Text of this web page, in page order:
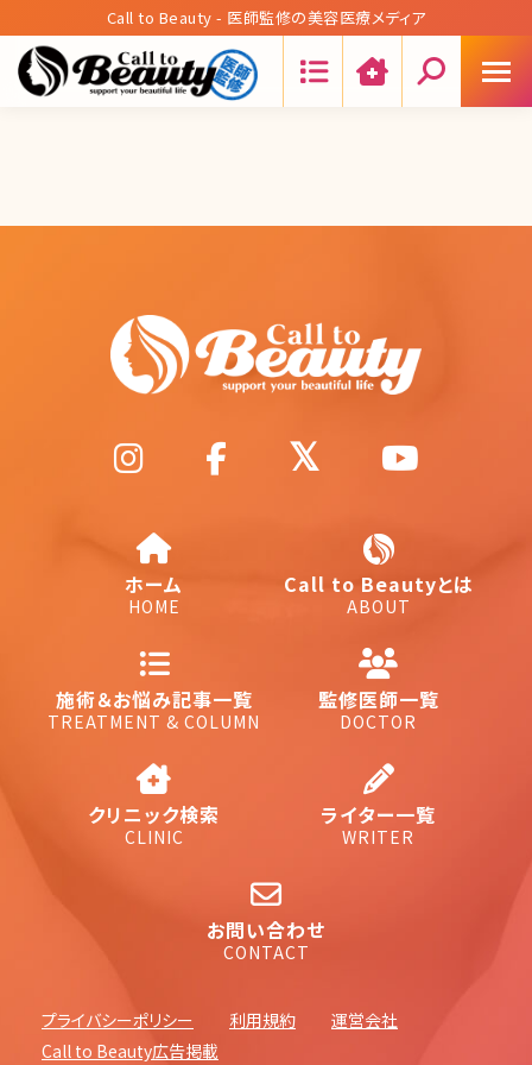
Call to Beauty - 医師監修の美容医療メディア
ホーム
HOME
Call to Beautyとは
ABOUT
施術＆お悩み記事一覧
TREATMENT & COLUMN
監修医師一覧
DOCTOR
クリニック検索
CLINIC
ライター一覧
WRITER
お問い合わせ
CONTACT
プライバシーポリシー 利用規約
運営会社
Call to Beauty広告掲載